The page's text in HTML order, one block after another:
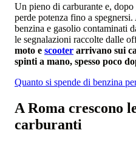
Un pieno di carburante e,
perde potenza fino a
benzina e gasolio contaminati
le segnalazioni raccolte dalle
moto e scooter arrivano sui
spinti a mano, spesso poco
Quanto si spende di benzina
A Roma crescono
carburanti